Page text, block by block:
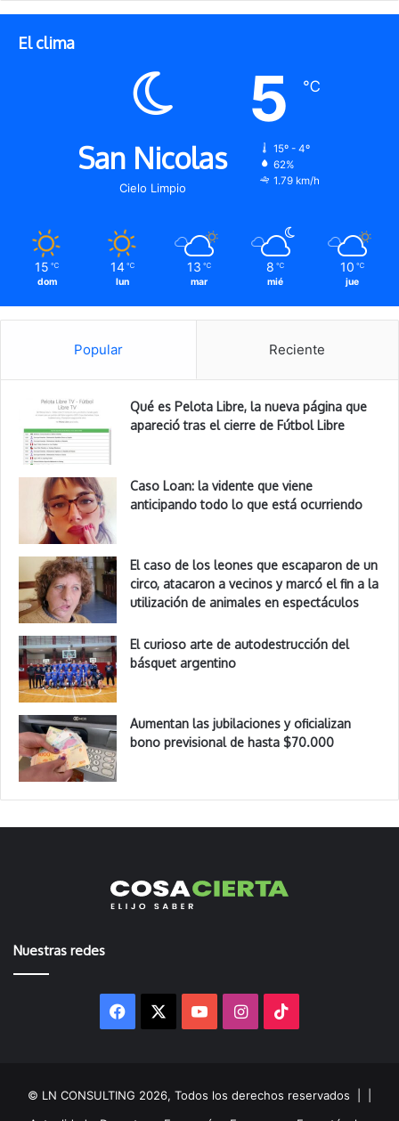
El clima
San Nicolas
Cielo Limpio
5 ℃
15º - 4º
62%
1.79 km/h
15 ℃
dom
14 ℃
lun
13 ℃
mar
8 ℃
mié
10 ℃
jue
Popular Reciente
Qué es Pelota Libre, la nueva página que
apareció tras el cierre de Fútbol Libre
Caso Loan: la vidente que viene
anticipando todo lo que está ocurriendo
El caso de los leones que escaparon de un
circo, atacaron a vecinos y marcó el fin a la
utilización de animales en espectáculos
El curioso arte de autodestrucción del
básquet argentino
Aumentan las jubilaciones y oficializan
bono previsional de hasta $70.000
Nuestras redes
Facebook YouTubeInstagram
© LN CONSULTING 2026, Todos los derechos reservados |